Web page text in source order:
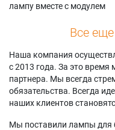
лампу вместе с модулем
Все
Наша компания
с 2013 года. За это
партнера. Мы всегда
обязательства. Всегда
наших клиентов
Мы поставили лампы для